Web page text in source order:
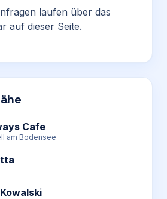
laufen über das
auf dieser Seite.
Cafe
am Bodensee